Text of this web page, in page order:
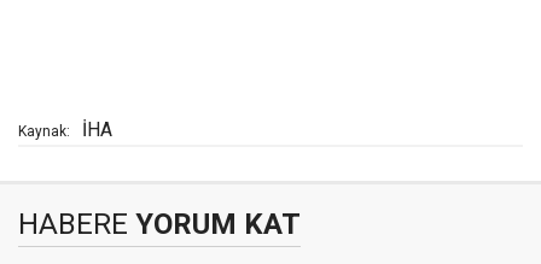
Kaynak: İHA
HABERE YORUM KAT